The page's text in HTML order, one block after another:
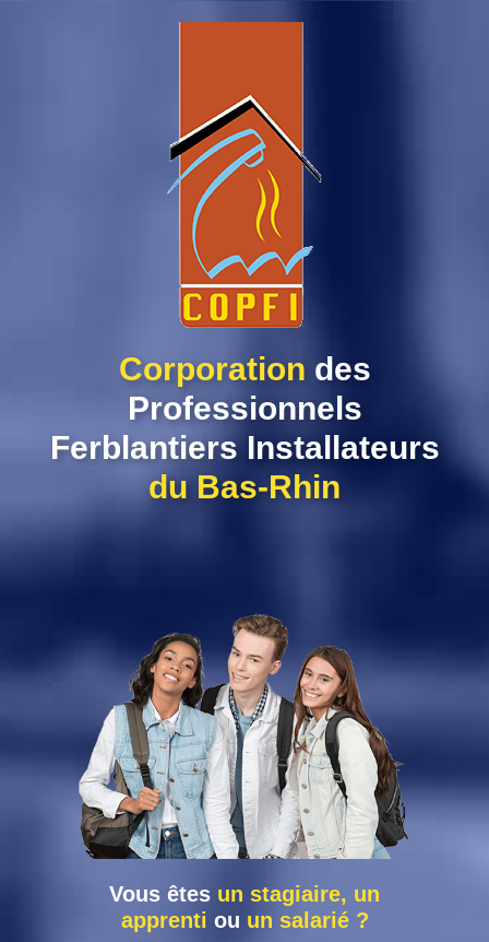
Corporation des
Professionnels
Ferblantiers Installateurs
du Bas-Rhin
Vous êtes un stagiaire, un
apprenti ou un salarié ?